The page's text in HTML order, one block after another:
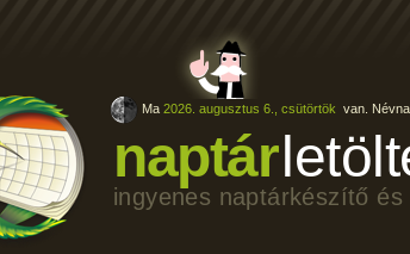
naptár
ingyenes naptárkészítő és
Ma 2026. augusztus 6., csütörtök van.